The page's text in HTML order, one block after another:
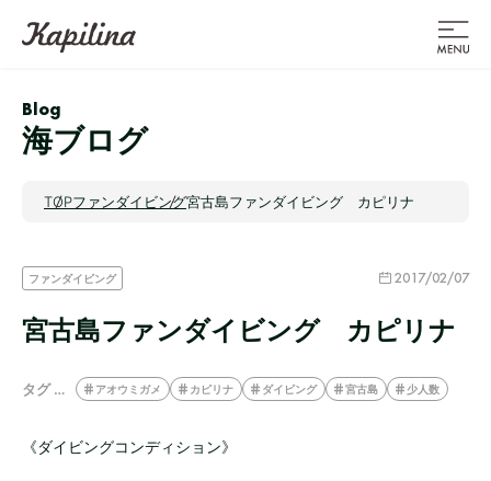
Blog
海ブログ
TOPファンダイビング宮古島ファンダイビング カピリナ
ファンダイビング 2017/02/07
宮古島ファンダイビング カピリナ
タグ … アオウミガメ カピリナ ダイビング 宮古島 少人数
《ダイビングコンディション》